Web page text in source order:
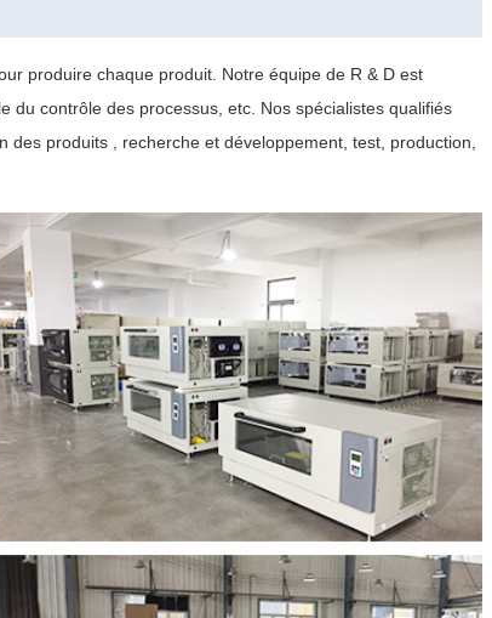
produire chaque produit. Notre équipe de R & D est
du contrôle des processus, etc. Nos spécialistes qualifiés
produits , recherche et développement, test, production,